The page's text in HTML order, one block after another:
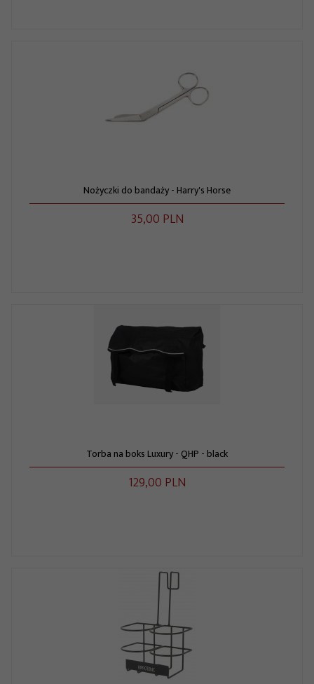
Nożyczki do bandaży - Harry's Horse
35,00 PLN
Torba na boks Luxury - QHP - black
129,00 PLN